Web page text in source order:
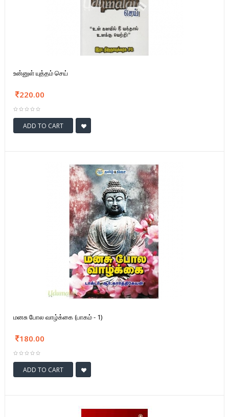
உன்னுள் யுத்தம் செய்
220.00
ADD TO CART
மனசு போல வாழ்க்கை (பாகம் - 1)
180.00
ADD TO CART